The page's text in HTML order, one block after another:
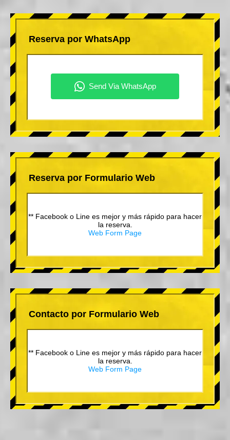
Reserva por WhatsApp
Reserva por Formulario Web
** Facebook o Line es mejor y más rápido para hacer
la reserva.
Web Form Page
Contacto por Formulario Web
** Facebook o Line es mejor y más rápido para hacer
la reserva.
Web Form Page